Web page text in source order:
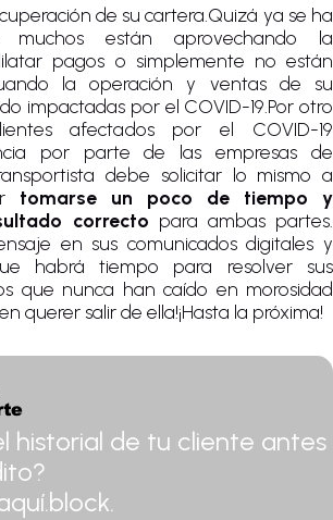
de su cartera.Quizá ya se ha
muchos están aprovechando la
pagos o simplemente no están
la operación y ventas de su
impactadas por el COVID-19.Por otro
afectados por el COVID-19
por parte de las empresas de
debe solicitar lo mismo a
tomarse un poco de tiempo y
correcto para ambas partes.
en sus comunicados digitales y
habrá tiempo para resolver sus
que nunca han caído en morosidad
querer salir de ella!¡Hasta la próxima!
historial de tu cliente antes